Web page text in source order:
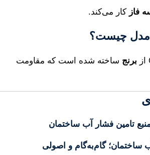
فاز کار می‌کند.
مدل چیست؟
برنج ساخته شده است که مقاومت
تامین فشار آب ساختمان
گام‌به‌گام و اصولی